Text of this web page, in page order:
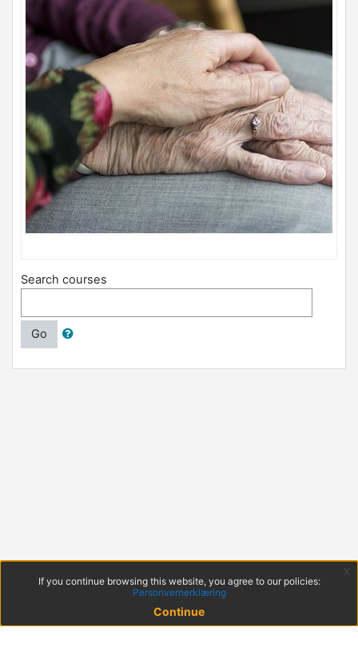
Search courses
Go
If you continue browsing this website, you agree to our policies:
Personvernerklæring
Continue
x